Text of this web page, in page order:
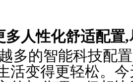
多人性化舒适配置
多的智能科技配
活变得更轻松。